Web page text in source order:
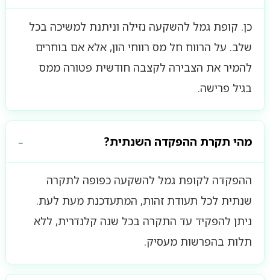
כן. קופת גמל להשקעה נזילה וניתנת למשיכה בכל
שלב. על הרווח חל מס רווחי הון, אלא אם בוחרים
להמיר את הצבירה לקצבה חודשית פטורה ממס
בגיל פרישה.
מהי תקרת ההפקדה השנתית?
ההפקדה לקופת גמל להשקעה כפופה לתקרה
שנתית לכל תעודת זהות, המתעדכנת מעת לעת.
ניתן להפקיד עד התקרה בכל שנה קלנדרית, ללא
תלות בהפרשות מעסיק.